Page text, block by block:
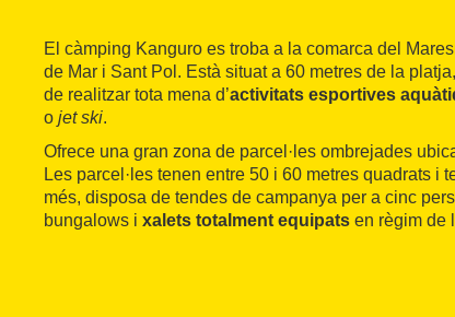
El càmping Kanguro es troba a la comarca del
de Mar i Sant Pol. Està situat a 60 metres de la
de realitzar tota mena d’activitats esportives
o jet ski.
Ofrece una gran zona de parcel·les ombrejades
Les parcel·les tenen entre 50 i 60 metres quadrats i
més, disposa de tendes de campanya per a cinc
bungalows i xalets totalment equipats en règim de